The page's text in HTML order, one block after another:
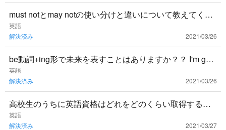
must notとmay notの使い分けと違いについて教えてくだ
さい。
英語
解決済み
2021/03/26
be動詞+ing形で未来を表すことはありますか？？ I'm goin
g to NY next month.→来月ニューヨ
英語
解決済み
2021/03/26
高校生のうちに英語資格はどれをどのくらい取得するべ
きでしょうか？
英語
解決済み
2021/03/27